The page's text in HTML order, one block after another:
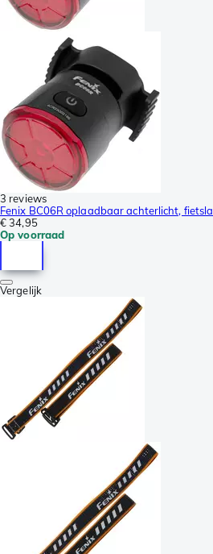
3 reviews
Fenix BC06R oplaadbaar achterlicht,
€ 34,95
Op voorraad
Vergelijk